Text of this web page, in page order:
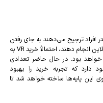
افراد ترجیح می‌دهند به جای رفتن
به یک فروشگاه فیزیکی، خرید آنلاین انجام دهند، احتمالاً خرید VR به
بود. در حال حاضر تعدادی
دارد که تجربه خرید را بهبود
این پایه‌ها ساخته خواهد شد تا